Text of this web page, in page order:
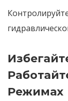
Режимах